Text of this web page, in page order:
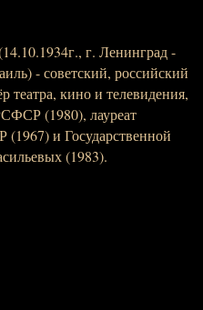
г. Ленинград -
- советский, российский
театра, кино и телевидения,
(1980), лауреат
и Государственной
(1983).